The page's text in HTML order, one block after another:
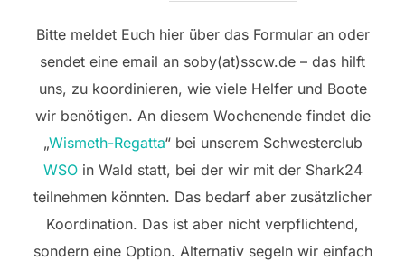
Bitte meldet Euch hier über das Formular an oder
sendet eine email an soby(at)sscw.de – das hilft
uns, zu koordinieren, wie viele Helfer und Boote
wir benötigen. An diesem Wochenende findet die
„Wismeth-Regatta“ bei unserem Schwesterclub
WSOin Wald statt, bei der wir mit der Shark24
teilnehmen könnten. Das bedarf aber zusätzlicher
Koordination. Das ist aber nicht verpflichtend,
sondern eine Option. Alternativ segeln wir einfach